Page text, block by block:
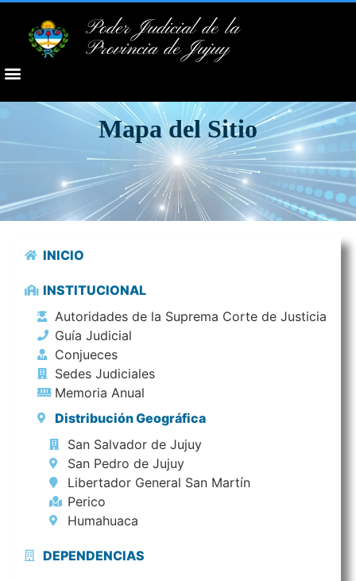
Poder Judicial de la
Provincia de Jujuy
Mapa del Sitio
INICIO
INSTITUCIONAL
Autoridades de la Suprema Corte de Justicia
Guía Judicial
Conjueces
Sedes Judiciales
Memoria Anual
Distribución Geográfica
San Salvador de Jujuy
San Pedro de Jujuy
Libertador General San Martín
Perico
Humahuaca
DEPENDENCIAS